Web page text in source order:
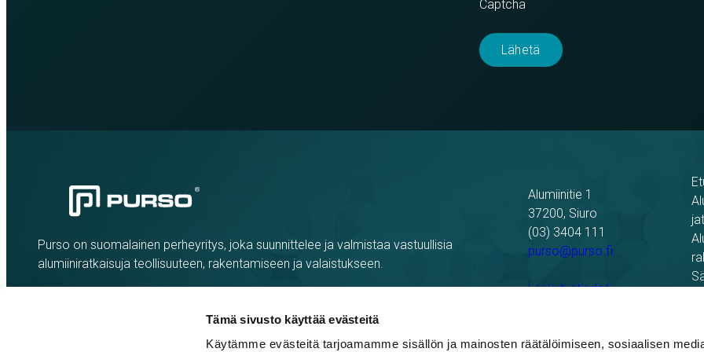
Tämä sivusto käyttää evästeitä
Käytämme evästeitä tarjoamamme sisällön ja mainosten räätälöimiseen, sosiaalisen
Captcha
Purso on suomalainen perheyritys, joka suunnittelee ja valmistaa vastuullisia
alumiiniratkaisuja teollisuuteen, rakentamiseen ja valaistukseen.
Alumiinitie 1
37200, Siuro
(03) 3404 111
purso@purso.fi
Laskutustiedot